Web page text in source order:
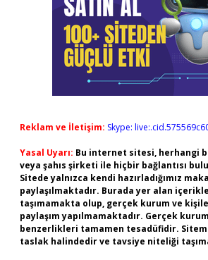
Reklam ve İletişim: Skype:
Yasal Uyarı: Bu internet sitesi, herhangi
veya şahıs şirketi ile hiçbir bağlantısı
Sitede yalnızca kendi hazırladığımız
paylaşılmaktadır. Burada yer alan
taşımamakta olup, gerçek kurum ve
paylaşım yapılmamaktadır. Gerçek
benzerlikleri tamamen tesadüfidir.
taslak halindedir ve tavsiye niteliği